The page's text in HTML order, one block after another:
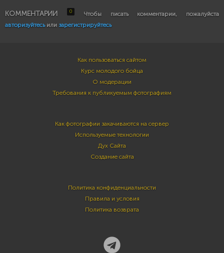
КОММЕНТАРИИ 0
Чтобы писать комментарии, пожалуйста
авторизуйтесьили зарегистрируйтесь
Как пользоваться сайтом
Курс молодого бойца
О модерации
Требования к публикуемым фотографиям
Как фотографии закачиваются на сервер
Используемые технологии
Дух Сайта
Создание сайта
Политика конфиденциальности
Правила и условия
Политика возврата